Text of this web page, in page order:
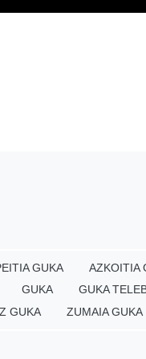
GUKA AZKOITIA
GUKA GUKA
GUKA ZUMAIA GUKA